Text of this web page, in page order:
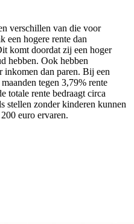
verschillen van die voor
een hogere rente dan
komt doordat zij een hoger
hebben. Ook hebben
inkomen dan paren. Bij een
tegen 3,79% rente
totale rente bedraagt circa
stellen zonder kinderen kunnen
euro ervaren.